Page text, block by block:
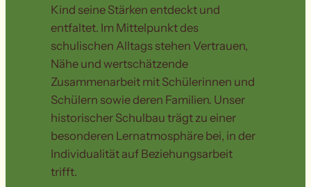
Kind seine Stärken entdeckt und
entfaltet. Im Mittelpunkt des
schulischen Alltags stehen Vertrauen,
Nähe und wertschätzende
Zusammenarbeit mit Schülerinnen und
Schülern sowie deren Familien. Unser
historischer Schulbau trägt zu einer
besonderen Lernatmosphäre bei, in der
Individualität auf Beziehungsarbeit
trifft.